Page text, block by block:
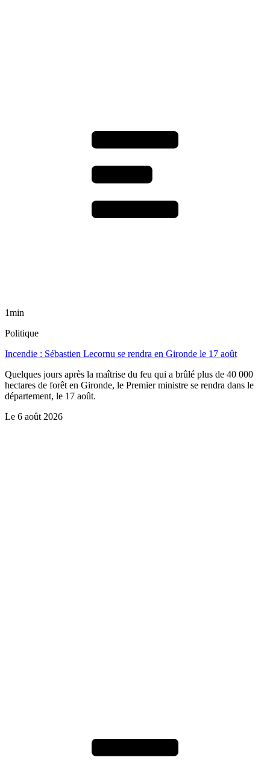
1min
Politique
Incendie : Sébastien Lecornu se rendra en Gironde le 17 août
Quelques jours après la maîtrise du feu qui a brûlé plus de 40 000
hectares de forêt en Gironde, le Premier ministre se rendra dans le
département, le 17 août.
Le 6 août 2026